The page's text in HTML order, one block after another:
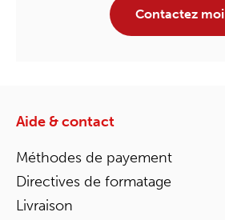
Contactez moi
Aide & contact
Méthodes de payement
Directives de formatage
Livraison